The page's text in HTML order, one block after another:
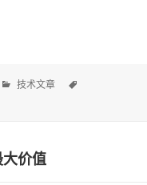
技术文章
价值